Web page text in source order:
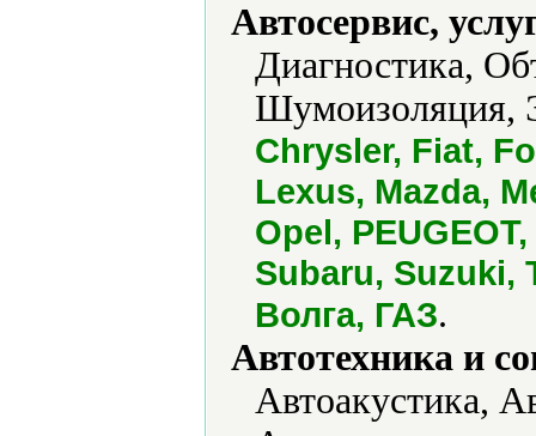
Автосервис,
Диагностика,
Шумоизоляция,
Chrysler, Fiat,
Lexus, Mazda,
Opel,
Subaru, Suzuki,
Волга, ГАЗ.
Автотехника и
Автоакустика,